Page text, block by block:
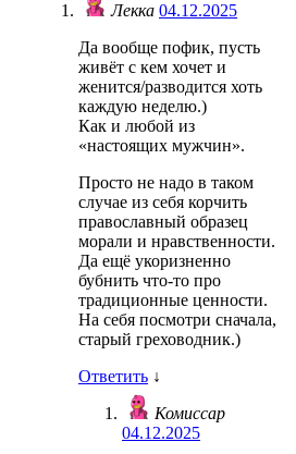
Лекка 04.12.2025
Да вообще пофик, пусть
живёт с кем хочет и
женится/разводится хоть
каждую неделю.)
Как и любой из
«настоящих мужчин».
Просто не надо в таком
случае из себя корчить
православный образец
морали и нравственности.
Да ещё укоризненно
бубнить что-то про
традиционные ценности.
На себя посмотри сначала,
старый греховодник.)
Ответить ↓
Комиссар
04.12.2025